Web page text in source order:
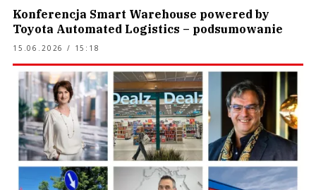
Konferencja Smart Warehouse powered by
Toyota Automated Logistics – podsumowanie
15.06.2026 / 15:18